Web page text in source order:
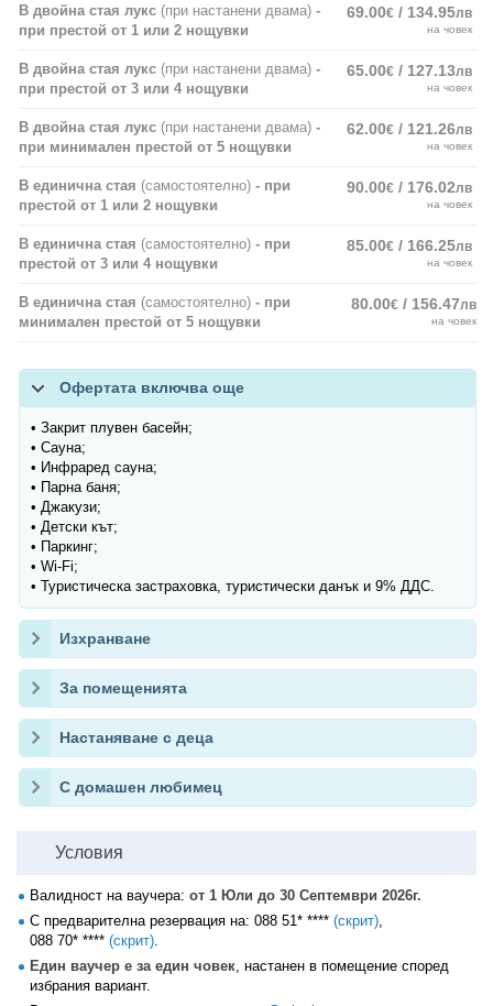
В двойна стая лукс (при настанени двама) -
при престой от 1 или 2 нощувки
69.00€ / 134.95лв
на човек
В двойна стая лукс (при настанени двама) -
при престой от 3 или 4 нощувки
65.00€ / 127.13лв
на човек
В двойна стая лукс (при настанени двама) -
при минимален престой от 5 нощувки
62.00€ / 121.26лв
на човек
В единична стая (самостоятелно) - при
престой от 1 или 2 нощувки
90.00€ / 176.02лв
на човек
В единична стая (самостоятелно) - при
престой от 3 или 4 нощувки
85.00€ / 166.25лв
на човек
В единична стая (самостоятелно) - при
минимален престой от 5 нощувки
80.00€ / 156.47лв
на човек
Офертата включва още
• Закрит плувен басейн;
• Сауна;
• Инфраред сауна;
• Парна баня;
• Джакузи;
• Детски кът;
• Паркинг;
• Wi-Fi;
• Туристическа застраховка, туристически данък и 9% ДДС.
Изхранване
За помещенията
Настаняване с деца
С домашен любимец
Условия
Валидност на ваучера: от 1 Юли до 30 Септември 2026г.
С предварителна резервация на: 088 51* **** (скрит)
088 70* **** (скрит)
Един ваучер е за един човек , настанен в помещение според
избрания вариант.